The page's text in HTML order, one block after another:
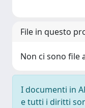
File in questo
Non ci sono file
I documenti in
e tutti i diritti